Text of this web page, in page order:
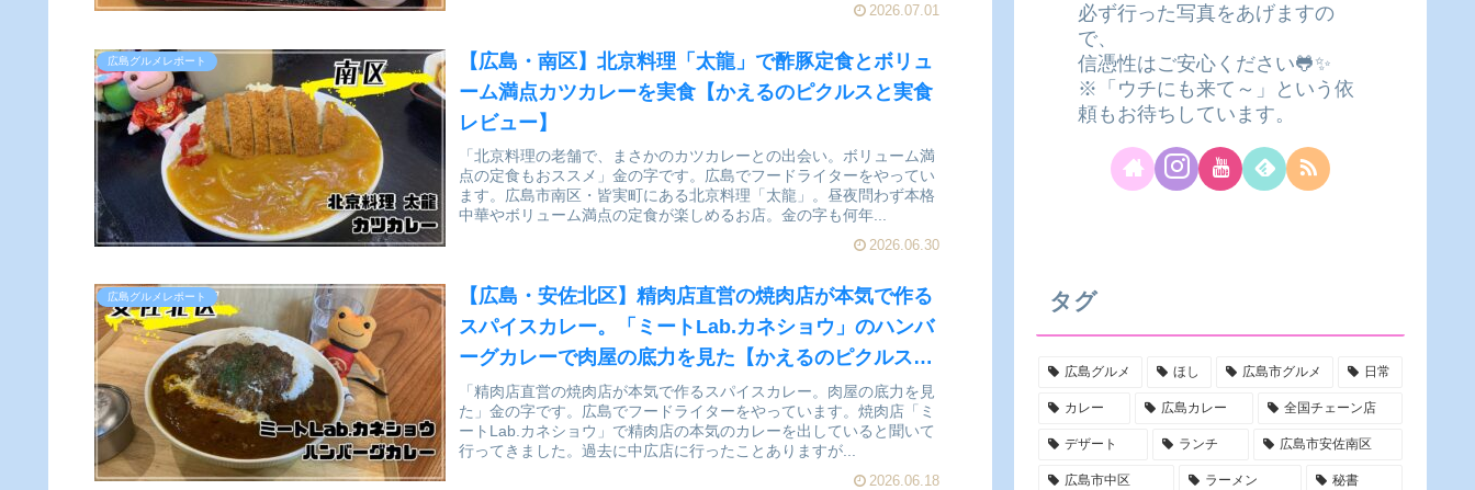
2026.07.01
広島グルメレポート
【広島・南区】北京料理「太龍」で酢豚定食とボリュ
ーム満点カツカレーを実食【かえるのピクルスと実食
レビュー】
「北京料理の老舗で、まさかのカツカレーとの出会い。ボリューム満
点の定食もおススメ」金の字です。広島でフードライターをやってい
ます。広島市南区・皆実町にある北京料理「太龍」。昼夜問わず本格
中華やボリューム満点の定食が楽しめるお店。金の字も何年...
2026.06.30
広島グルメレポート
【広島・安佐北区】精肉店直営の焼肉店が本気で作る
スパイスカレー。「ミートLab.カネショウ」のハンバ
ーグカレーで肉屋の底力を見た【かえるのピクルスと
実食レビュー】
「精肉店直営の焼肉店が本気で作るスパイスカレー。肉屋の底力を見
た」金の字です。広島でフードライターをやっています。焼肉店「ミ
ートLab.カネショウ」で精肉店の本気のカレーを出していると聞いて
行ってきました。過去に中広店に行ったことありますが...
2026.06.18
必ず行った写真をあげますの
で、
信憑性はご安心ください🐸✨
※「ウチにも来て～」という依
頼もお待ちしています。
タグ
広島グルメ ほし 広島市グルメ 日常
カレー 広島カレー 全国チェーン店
デザート ランチ 広島市安佐南区
広島市中区 ラーメン 秘書